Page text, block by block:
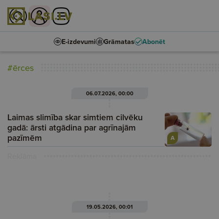
E-izdevumi Grāmatas Abonēt
#ērces
06.07.2026, 00:00
A
Laimas slimība skar simtiem cilvēku
gadā: ārsti atgādina par agrīnajām
pazīmēm
19.05.2026, 00:01